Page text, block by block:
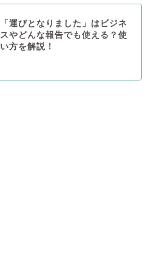
「運びとなりました」はビジネ
スやどんな報告でも使える？使
い方を解説！